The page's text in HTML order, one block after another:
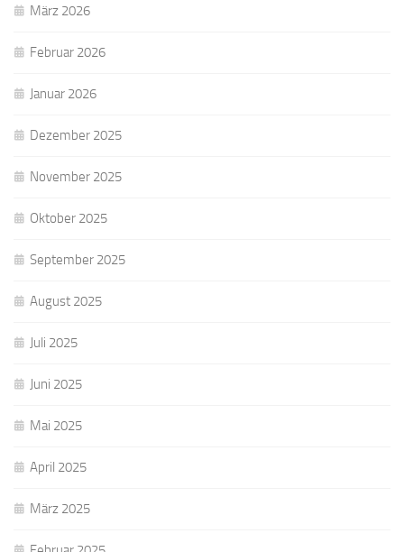
März 2026
Februar 2026
Januar 2026
Dezember 2025
November 2025
Oktober 2025
September 2025
August 2025
Juli 2025
Juni 2025
Mai 2025
April 2025
März 2025